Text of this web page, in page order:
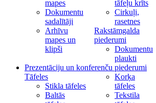
mapes
Dokumentu
sadalītāji
Arhīvu
mapes un
klipši
tāfeļu krīts
Cirkuļi,
rasetnes
Rakstāmgalda
piederumi
Dokumentu
plaukti
Prezentāciju un konferenču piederumi
Tāfeles
Stikla tāfeles
Baltās
Korķa
tāfeles
Tekstila